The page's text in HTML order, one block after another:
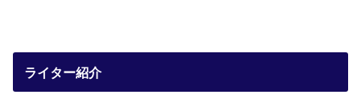
ライター紹介